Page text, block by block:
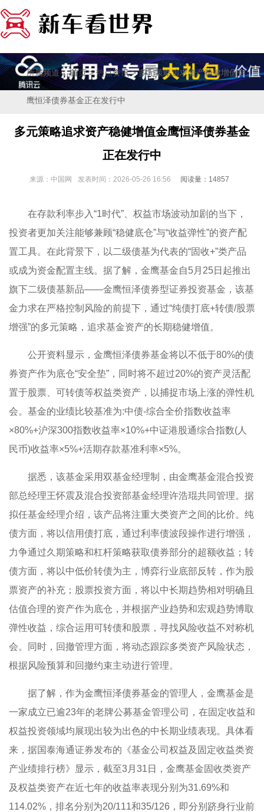
所属频道：首页>热点资讯> 多元策略追求资产稳健增值金
鹰恒泽债券基金正在发行中
多元策略追求资产稳健增值金鹰恒泽债券基金
正在发行中
来源：中国网 发表时间：2026-05-26 16:56 阅读量：14857
在存款利率步入“1时代”、权益市场波动加剧的当下，
投资者更加关注能够兼顾“稳健底仓”与“收益弹性”的资产配
置工具。在此背景下，以二级债基为代表的“固收+”类产品
或成为资金配置主线。据了解，金鹰基金自5月25日起推出
旗下二级债基新品——金鹰恒泽债券型证券投资基金，该基
金力求在严格控制风险的前提下，通过“纯债打底+转债/股票
增强”的多元策略，追求基金资产的长期稳健增值。
公开资料显示，金鹰恒泽债券基金将以不低于80%的债
券资产作为底仓“安全垫”，同时将不超过20%的资产灵活配
置于股票、可转债等权益类资产，以捕捉市场上涨的弹性机
会。基金的业绩比较基准为:中债-综合全价指数收益率
×80%+沪深300指数收益率×10%+中证港股通综合指数(人
民币)收益率×5%+活期存款基准利率×5%。
据悉，该基金采用双基金经理制，由金鹰基金混合投资
部总经理王怀震及混合投资部基金经理许浩琨共同管理。据
拟任基金经理介绍，该产品将注重大类资产之间的比价。纯
债方面，将以信用债打底，通过利率债波段操作进行增强，
力争通过久期策略和杠杆策略获取债券部分的超额收益；转
债方面，将以中低价转债为主，博弈行业底部反转，作为股
票资产的补充；股票投资方面，将以中长期趋势相对明确且
估值合理的资产作为底仓，并根据产业趋势和宏观趋势博取
弹性收益，综合运用可转债和股票，寻找风险收益不对称机
会。同时，回撤管理方面，将动态跟踪多类资产风险状态，
根据风险预算和回撤约束主动进行管理。
据了解，作为金鹰恒泽债券基金的管理人，金鹰基金是
一家成立已逾23年的老牌公募基金管理公司，在固定收益和
权益投资领域均展现出较为出色的中长期业绩表现。具体看
来，据国泰海通证券发布的《基金公司权益及固定收益类资
产业绩排行榜》显示，截至3月31日，金鹰基金固收类资产
及权益类资产在近七年的收益率表现分别为31.69%和
114.02%，排名分别为20/111和35/126，即分别跻身行业前